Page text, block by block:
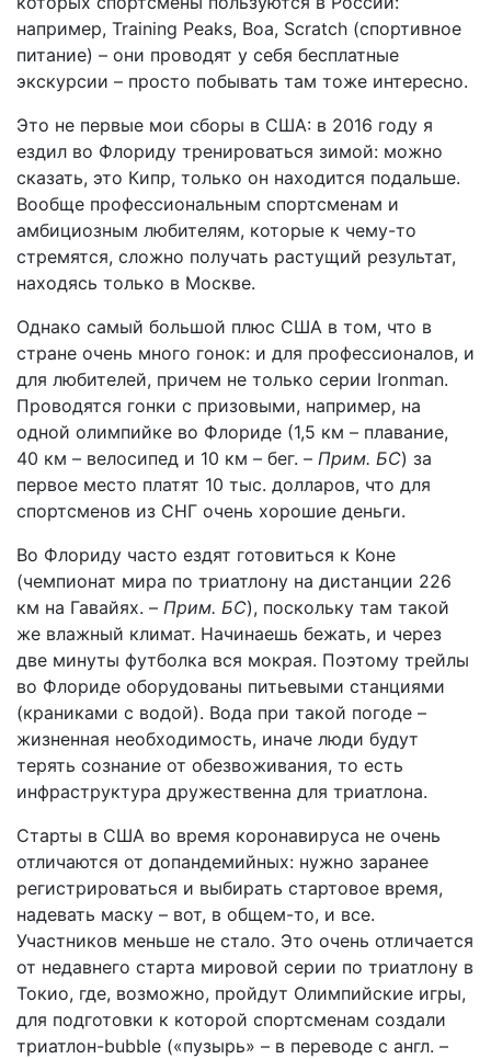
например, Training Peaks, Boa, Scratch (спортивное
питание) – они проводят у себя бесплатные
экскурсии – просто побывать там тоже интересно.
Это не первые мои сборы в США: в 2016 году я
ездил во Флориду тренироваться зимой: можно
сказать, это Кипр, только он находится подальше.
Вообще профессиональным спортсменам и
амбициозным любителям, которые к чему-то
стремятся, сложно получать растущий результат,
находясь только в Москве.
Однако самый большой плюс США в том, что в
стране очень много гонок: и для профессионалов, и
для любителей, причем не только серии Ironman.
Проводятся гонки с призовыми, например, на
одной олимпийке во Флориде (1,5 км – плавание,
40 км – велосипед и 10 км – бег. – Прим. БС) за
первое место платят 10 тыс. долларов, что для
спортсменов из СНГ очень хорошие деньги.
Во Флориду часто ездят готовиться к Коне
(чемпионат мира по триатлону на дистанции 226
км на Гавайях. – Прим. БС), поскольку там такой
же влажный климат. Начинаешь бежать, и через
две минуты футболка вся мокрая. Поэтому трейлы
во Флориде оборудованы питьевыми станциями
(краниками с водой). Вода при такой погоде –
жизненная необходимость, иначе люди будут
терять сознание от обезвоживания, то есть
инфраструктура дружественна для триатлона.
Старты в США во время коронавируса не очень
отличаются от допандемийных: нужно заранее
регистрироваться и выбирать стартовое время,
надевать маску – вот, в общем-то, и все.
Участников меньше не стало. Это очень отличается
от недавнего старта мировой серии по триатлону в
Токио, где, возможно, пройдут Олимпийские игры,
для подготовки к которой спортсменам создали
триатлон-bubble («пузырь» – в переводе с англ. –